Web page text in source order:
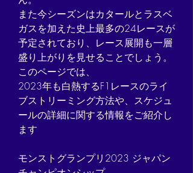
また今シーズンはカタールとラスベ
ガスを加えた史上最多の24レースが
予定されており、レース展開も一層
盛り上がりを見せることでしょう。
このページでは、
2023年も白熱するF1レースのライ
ブストリーミング方法や、スケジュ
ールの詳細に関する情報をご紹介し
ます
モンストグランプリ2023 ジャパン